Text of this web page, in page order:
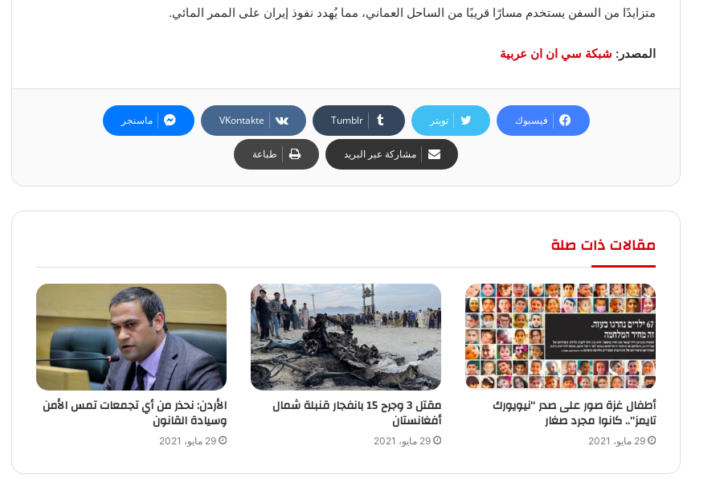
متزايدًا من السفن يستخدم مسارًا قريبًا من الساحل العماني، مما يُهدد نفوذ إيران على الممر المائي.
المصدر: شبكة سي ان ان عربية
فيسبوك تويتر ‏Tumblr ماسنجر
مشاركة عبر البريد طباعة
مقالات ذات صلة
أطفال غزة صور على صدر “نيويورك
تايمز”.. كانوا مجرد صغار
29 مايو، 2021
مقتل 3 وجرح 15 بانفجار قنبلة‭ ‬شمال
أفغانستان
29 مايو، 2021
الأردن: نحذر من أي تجمعات تمس الأمن
وسيادة القانون
29 مايو، 2021